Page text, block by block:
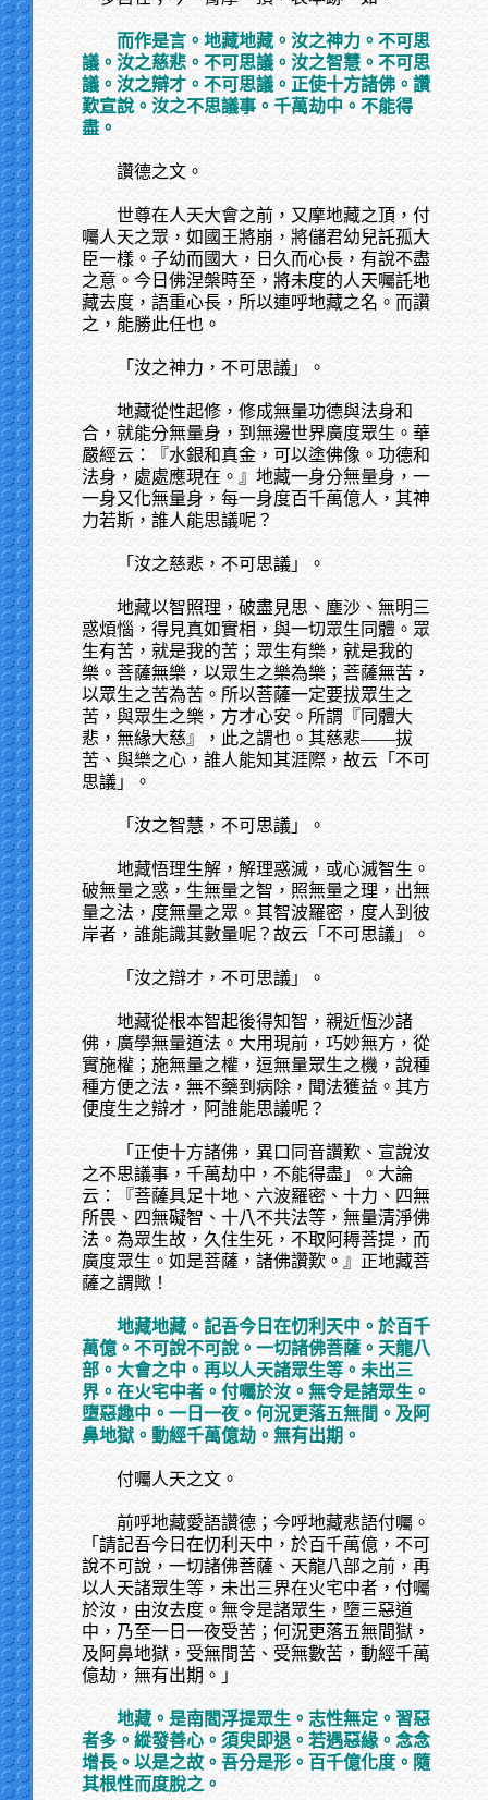
而作是言。地藏地藏。汝之神力。不可思
議。汝之慈悲。不可思議。汝之智慧。不可思
議。汝之辯才。不可思議。正使十方諸佛。讚
歎宣說。汝之不思議事。千萬劫中。不能得
盡。
讚德之文。
世尊在人天大會之前，又摩地藏之頂，付
囑人天之眾，如國王將崩，將儲君幼兒託孤大
臣一樣。子幼而國大，日久而心長，有說不盡
之意。今日佛涅槃時至，將未度的人天囑託地
藏去度，語重心長，所以連呼地藏之名。而讚
之，能勝此任也。
「汝之神力，不可思議」。
地藏從性起修，修成無量功德與法身和
合，就能分無量身，到無邊世界廣度眾生。華
嚴經云：『水銀和真金，可以塗佛像。功德和
法身，處處應現在。』地藏一身分無量身，一
一身又化無量身，每一身度百千萬億人，其神
力若斯，誰人能思議呢？
「汝之慈悲，不可思議」。
地藏以智照理，破盡見思、塵沙、無明三
惑煩惱，得見真如實相，與一切眾生同體。眾
生有苦，就是我的苦；眾生有樂，就是我的
樂。菩薩無樂，以眾生之樂為樂；菩薩無苦，
以眾生之苦為苦。所以菩薩一定要拔眾生之
苦，與眾生之樂，方才心安。所謂『同體大
悲，無緣大慈』，此之謂也。其慈悲——拔
苦、與樂之心，誰人能知其涯際，故云「不可
思議」。
「汝之智慧，不可思議」。
地藏悟理生解，解理惑滅，或心滅智生。
破無量之惑，生無量之智，照無量之理，出無
量之法，度無量之眾。其智波羅密，度人到彼
岸者，誰能識其數量呢？故云「不可思議」。
「汝之辯才，不可思議」。
地藏從根本智起後得知智，親近恆沙諸
佛，廣學無量道法。大用現前，巧妙無方，從
實施權；施無量之權，逗無量眾生之機，說種
種方便之法，無不藥到病除，聞法獲益。其方
便度生之辯才，阿誰能思議呢？
「正使十方諸佛，異口同音讚歎、宣說汝
之不思議事，千萬劫中，不能得盡」。大論
云：『菩薩具足十地、六波羅密、十力、四無
所畏、四無礙智、十八不共法等，無量清淨佛
法。為眾生故，久住生死，不取阿耨菩提，而
廣度眾生。如是菩薩，諸佛讚歎。』正地藏菩
薩之謂歟！
地藏地藏。記吾今日在忉利天中。於百千
萬億。不可說不可說。一切諸佛菩薩。天龍八
部。大會之中。再以人天諸眾生等。未出三
界。在火宅中者。付囑於汝。無令是諸眾生。
墮惡趣中。一日一夜。何況更落五無間。及阿
鼻地獄。動經千萬億劫。無有出期。
付囑人天之文。
前呼地藏愛語讚德；今呼地藏悲語付囑。
「請記吾今日在忉利天中，於百千萬億，不可
說不可說，一切諸佛菩薩、天龍八部之前，再
以人天諸眾生等，未出三界在火宅中者，付囑
於汝，由汝去度。無令是諸眾生，墮三惡道
中，乃至一日一夜受苦；何況更落五無間獄，
及阿鼻地獄，受無間苦、受無數苦，動經千萬
億劫，無有出期。」
地藏。是南閻浮提眾生。志性無定。習惡
者多。縱發善心。須臾即退。若遇惡緣。念念
增長。以是之故。吾分是形。百千億化度。隨
其根性而度脫之。